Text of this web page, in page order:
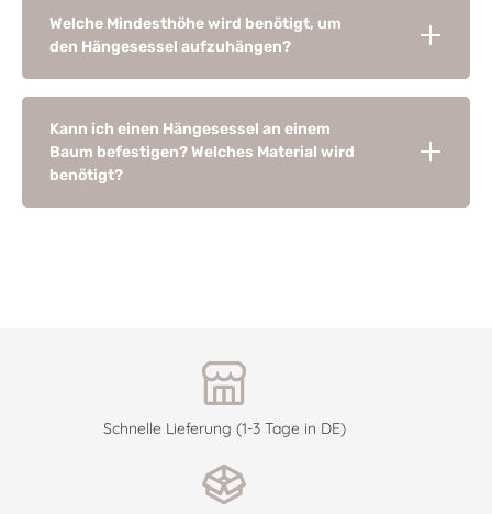
Welche Mindesthöhe wird benötigt, um
den Hängesessel aufzuhängen?
Kann ich einen Hängesessel an einem
Baum befestigen? Welches Material wird
benötigt?
Schnelle Lieferung (1-3 Tage in DE)